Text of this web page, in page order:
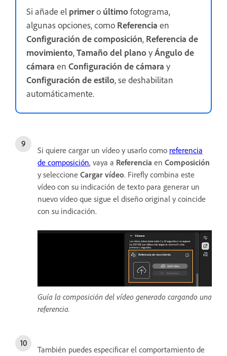
Si añade el primero últimofotograma,
algunas opciones, como Referencia en
Configuración de composición, Referencia de
movimiento,Tamaño del planoyÁngulo de
cámara en Configuración de cámara y
Configuración de estilo, se deshabilitan
automáticamente.
Si quiere cargar un vídeo y usarlo como referencia
de composición, vaya a Referencia en Composición
y seleccione Cargar vídeo. Firefly combina este
vídeo con su indicación de texto para generar un
nuevo vídeo que sigue el diseño original y coincide
con su indicación.
Guía la composición del vídeo generado cargando una
referencia.
También puedes especificar el comportamiento de